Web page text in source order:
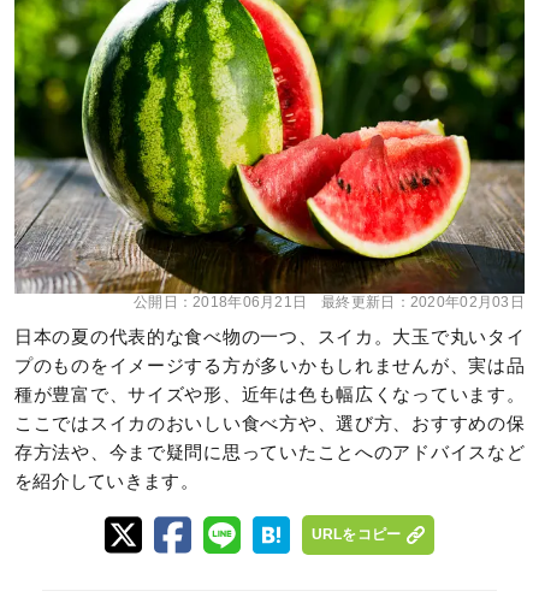
公開日：2018年06月21日 最終更新日： 2020年02月03日
日本の夏の代表的な食べ物の一つ、スイカ。大玉で丸いタイ
プのものをイメージする方が多いかもしれませんが、実は品
種が豊富で、サイズや形、近年は色も幅広くなっています。
ここではスイカのおいしい食べ方や、選び方、おすすめの保
存方法や、今まで疑問に思っていたことへのアドバイスなど
を紹介していきます。
URLをコピー